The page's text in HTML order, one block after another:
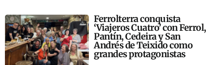
Ferrolterra conquista
‘Viajeros Cuatro’ con Ferrol,
Pantín, Cedeira y San
Andrés de Teixido como
grandes protagonistas